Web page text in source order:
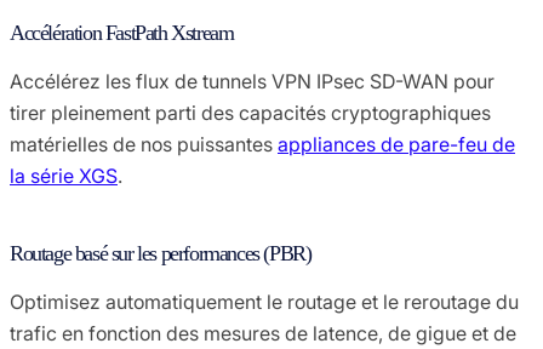
Accélération FastPath Xstream
Accélérez les flux de tunnels VPN IPsec SD-WAN pour
tirer pleinement parti des capacités cryptographiques
matérielles de nos puissantes appliances de pare-feu de
la série XGS.
Routage basé sur les performances (PBR)
Optimisez automatiquement le routage et le reroutage du
trafic en fonction des mesures de latence, de gigue et de